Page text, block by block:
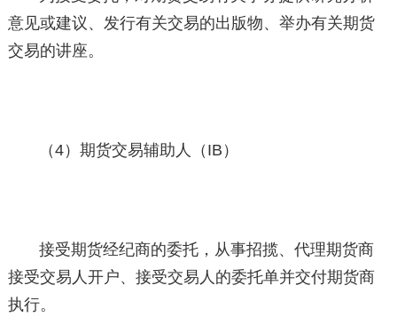
意见或建议、发行有关交易的出版物、举办有关期货
交易的讲座。
（4）期货交易辅助人（IB）
接受期货经纪商的委托，从事招揽、代理期货商
接受交易人开户、接受交易人的委托单并交付期货商
执行。